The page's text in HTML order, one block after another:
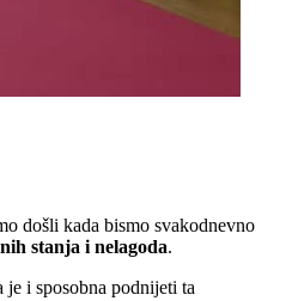
došli kada bismo svakodnevno
stanja i nelagoda.
je i sposobna podnijeti ta